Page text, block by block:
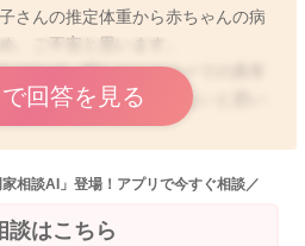
さんの推定体重から赤ちゃんの病
、ご不安と思います。
ければ、明らかにエコーでの異常
度に心配なさる必要はないと思い
ちゃんが大きい場合には、帝王切
があれば、現実的に医師よりご相
回答を見る
相談AI」登場！アプリで今すぐ相談／
談はこちら